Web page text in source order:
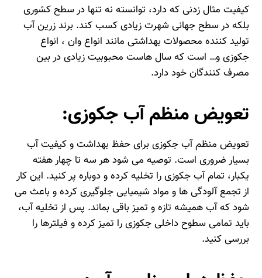
کیفیت مثال زدنی که دارد، توانسته نه تنها در سطح کشوری
بلکه در سطح جهانی شهرت زیادی کسب کند. برندزرین آب
تولید کننده محصولات بهداشتی مانند انواع وان ، انواع
جکوزی و… است که سال هاست محبوبیت زیادی در بین
مصرف کنندگان خود دارد.
تعویض منظم آب جکوزی:
تعویض منظم آب جکوزی برای حفظ بهداشت و کیفیت آب
بسیار ضروری است. توصیه می‌ شود هر سه تا چهار هفته
یکبار، تمام آب جکوزی را تخلیه کرده و دوباره پر کنید. این کار
از تجمع آلودگی‌ ها و مواد شیمیایی جلوگیری کرده و باعث می‌
شود که آب همیشه تازه و تمیز باقی بماند. پس از تخلیه آب،
باید تمامی سطوح داخلی جکوزی را تمیز کرده و فیلترها را
بررسی کنید.